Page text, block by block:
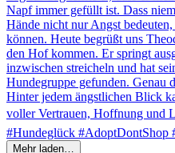
Mehr laden…